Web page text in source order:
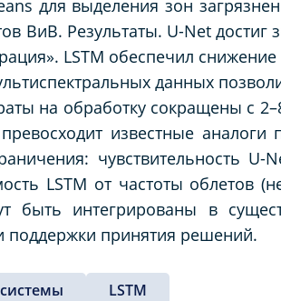
для выделения зон
ВиВ. Результаты. U-Net достиг
LSTM обеспечил снижение
данных
на обработку сокращены с
известные аналоги
чувствительность
LSTM от частоты облетов
быть интегрированы в
поддержки принятия решений.
LSTM